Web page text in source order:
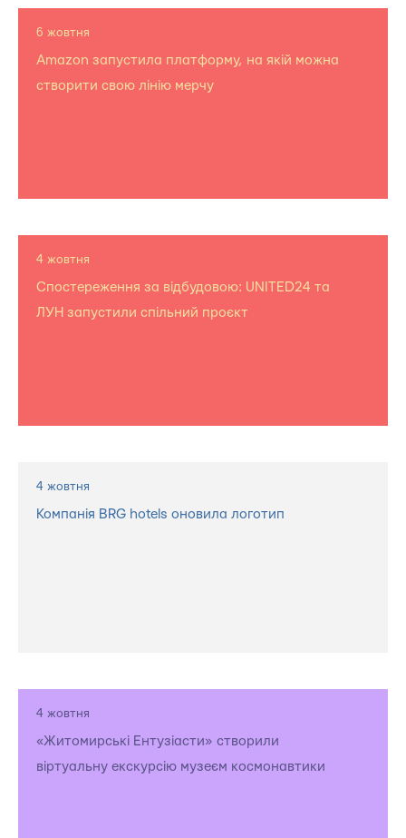
6 жовтня
Amazon запустила платформу, на якій можна
створити свою лінію мерчу
4 жовтня
Спостереження за відбудовою: UNITED24 та
ЛУН запустили спільний проєкт
4 жовтня
Компанія BRG hotels оновила логотип
4 жовтня
«Житомирські Ентузіасти» створили
віртуальну екскурсію музеєм космонавтики